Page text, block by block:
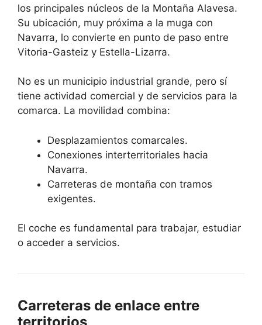
los principales núcleos de la Montaña Alavesa.
Su ubicación, muy próxima a la muga con
Navarra, lo convierte en punto de paso entre
Vitoria-Gasteiz y Estella-Lizarra.
No es un municipio industrial grande, pero sí
tiene actividad comercial y de servicios para la
comarca. La movilidad combina:
Desplazamientos comarcales.
Conexiones interterritoriales hacia
Navarra.
Carreteras de montaña con tramos
exigentes.
El coche es fundamental para trabajar, estudiar
o acceder a servicios.
Carreteras de enlace entre